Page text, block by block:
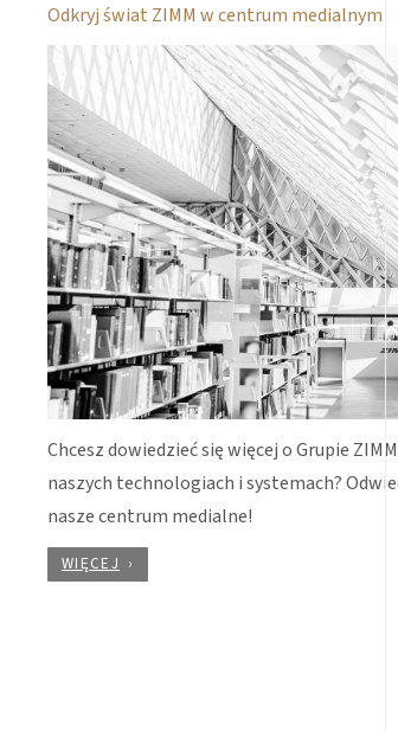
Odkryj świat ZIMM w centrum medialnym
Chcesz dowiedzieć się więcej o Grupie
naszych technologiach i systemach?
nasze centrum medialne!
WIĘCEJ